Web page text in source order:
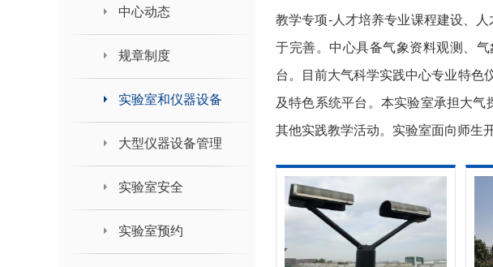
中心动态
规章制度
实验室和仪器设备
大型仪器设备管理
实验室安全
实验室预约
教学专项-人才培养专业课程建设、
于完善。中心具备气象资料观测、
台。目前大气科学实践中心专业特色
及特色系统平台。本实验室承担大
其他实践教学活动。实验室面向师生